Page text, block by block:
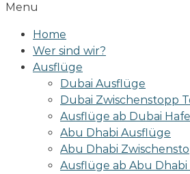
Menu
Home
Wer sind wir?
Ausflüge
Dubai Ausflüge
Dubai Zwischenstopp
Ausflüge ab Dubai
Abu Dhabi Ausflüge
Abu Dhabi
Ausflüge ab Abu Dhabi